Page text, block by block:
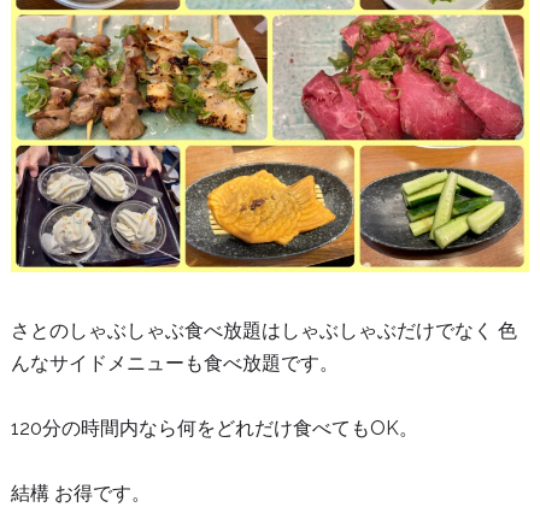
さとのしゃぶしゃぶ食べ放題はしゃぶしゃぶだけでなく 色
んなサイドメニューも食べ放題です。
120分の時間内なら何をどれだけ食べてもOK。
結構 お得です。